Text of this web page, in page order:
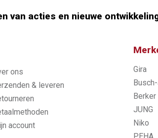
van acties en nieuwe
ons
& leveren
account
Gira
Berker
JUNG
Niko